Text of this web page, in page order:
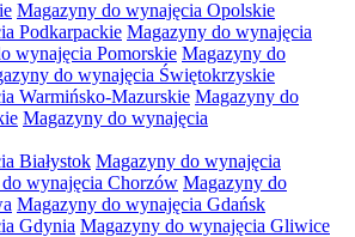
Magazyny do wynajęcia Opolskie
Podkarpackie Magazyny do wynajęcia
wynajęcia Pomorskie Magazyny do
do wynajęcia Świętokrzyskie
Warmińsko-Mazurskie Magazyny do
Magazyny do wynajęcia
Białystok Magazyny do wynajęcia
wynajęcia Chorzów Magazyny do
Magazyny do wynajęcia Gdańsk
Gdynia Magazyny do wynajęcia Gliwice